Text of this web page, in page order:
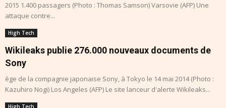
2015 1.400 passagers (Photo : Thomas Samson) Varsovie (AFP) Une
attaque contre...
High Tech
Wikileaks publie 276.000 nouveaux documents de
Sony
ège de la compagnie japonaise Sony, à Tokyo le 14 mai 2014 (Photo :
Kazuhiro Nogi) Los Angeles (AFP) Le site lanceur d'alerte Wikileaks...